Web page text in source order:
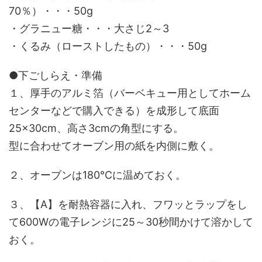
70％）・・・50g
・グラニュー糖・・・大さじ2～3
・くるみ（ローストしたもの）・・・50g
●下ごしらえ・準備
１、厚手のアルミ箔（バーベキュー用としてホーム
センターなどで購入できる）を成形して底面
25×30cm、高さ3cmの角型にする。
型に合わせてオーブン用の紙を内側に敷く。
２、オーブンは180℃に温めておく。
３、【A】を耐熱容器に入れ、フワッとラップをし
て600Wの電子レンジに25～30秒間かけて溶かして
おく。